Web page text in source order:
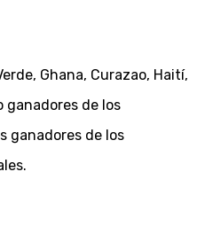
Ghana, Curazao, Haití,
ganadores de los
ganadores de los